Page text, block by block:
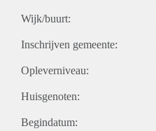
Wijk/buurt:
Inschrijven gemeente:
Opleverniveau:
Huisgenoten:
Begindatum: